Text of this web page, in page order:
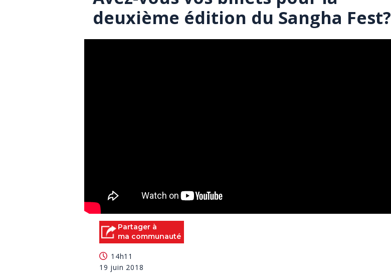
deuxième édition du Sangha Fest?
Partager à
ma communauté
14h11
19 juin 2018